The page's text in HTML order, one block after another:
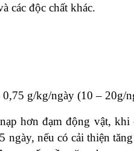
các độc chất khác.
g/kg/ngày (10 – 20g/
hơn đạm động vật, khi
ngày, nếu có cải thiện